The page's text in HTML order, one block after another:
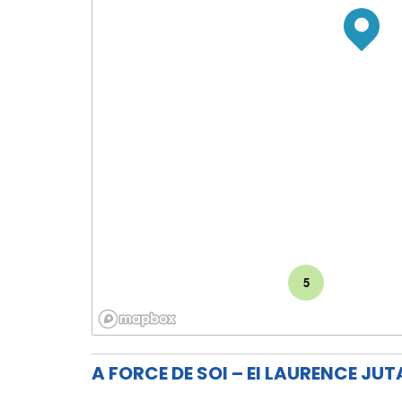
5
A FORCE DE SOI – EI LAURENCE